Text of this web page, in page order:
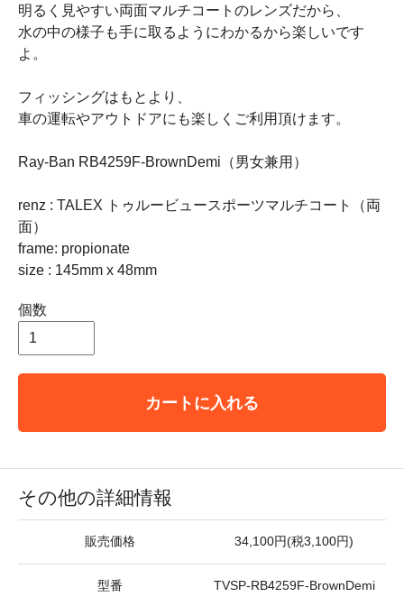
明るく見やすい両面マルチコートのレンズだから、
水の中の様子も手に取るようにわかるから楽しいです
よ。
フィッシングはもとより、
車の運転やアウトドアにも楽しくご利用頂けます。
Ray-Ban RB4259F-BrownDemi（男女兼用）
renz : TALEX トゥルービュースポーツマルチコート（両
面）
frame: propionate
size : 145mm x 48mm
個数
カートに入れる
その他の詳細情報
販売価格 34,100円(税3,100円)
型番 TVSP-RB4259F-BrownDemi